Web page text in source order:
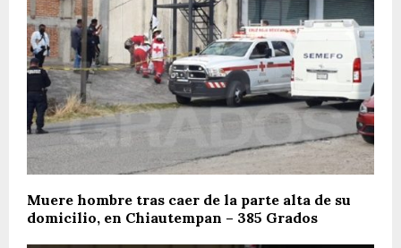
Muere hombre tras caer de la parte alta de su
domicilio, en Chiautempan – 385 Grados